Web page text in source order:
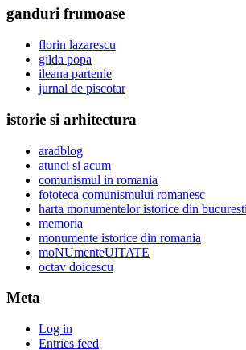
ganduri frumoase
florin lazarescu
gilda popa
ileana partenie
jurnal de piscotar
istorie si arhitectura
aradblog
atunci si acum
comunismul in romania
fototeca comunismului romanesc
harta monumentelor istorice din bucuresti
memoria
monumente istorice din romania
moNUmenteUITATE
octav doicescu
Meta
Log in
Entries feed